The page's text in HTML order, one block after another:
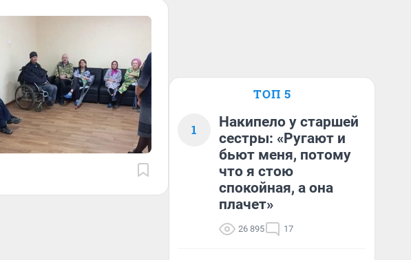
ТОП 5
1
Накипело у старшей
сестры: «Ругают и
бьют меня, потому
что я стою
спокойная, а она
плачет»
26 895 17